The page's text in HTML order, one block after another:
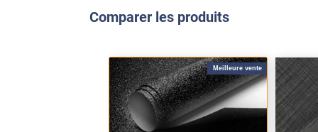
Comparer les produits
Meilleure vente